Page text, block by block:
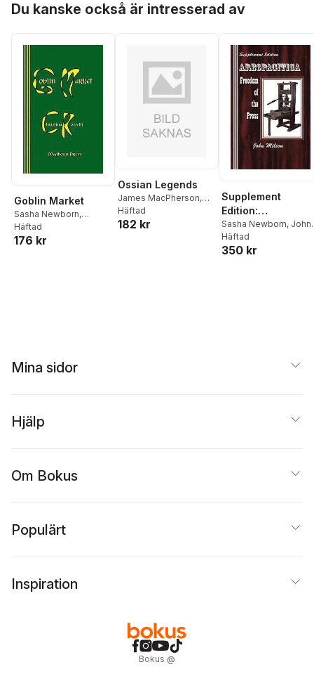
Du kanske också är intresserad av
Goblin Market
Sasha Newborn,
Christina Rossetti
Häftad
176 kr
Ossian Legends
James MacPherson,
Sasha Newborn
Häftad
182 kr
Supplement
Edition:
Areopagitica:
Freedom of the
Press
Sasha Newborn, John
Milton
Häftad
350 kr
Mina sidor
Hjälp
Om Bokus
Populärt
Inspiration
Bokus @